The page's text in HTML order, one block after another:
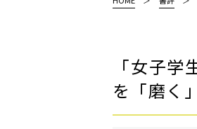
「女子
を「磨く